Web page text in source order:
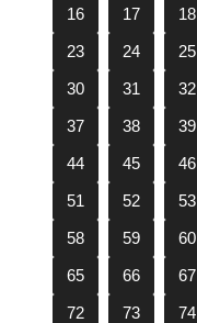
16
17 18
23
24 25
30
31 32
37
38 39
44
45 46
51
52 53
58
59 60
65
66 67
72
73 74